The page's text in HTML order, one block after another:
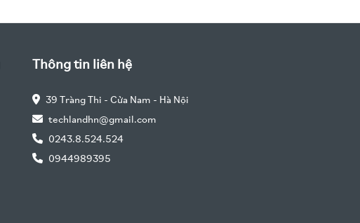
Thông tin liên hệ
39 Tràng Thi - Cửa Nam - Hà Nội
techlandhn@gmail.com
0243.8.524.524
0944989395